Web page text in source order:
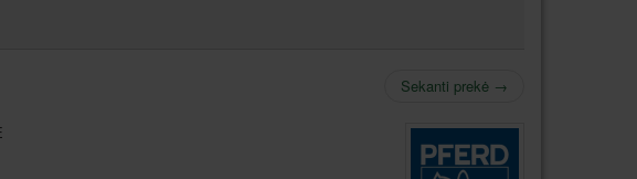
Sekanti prekė →